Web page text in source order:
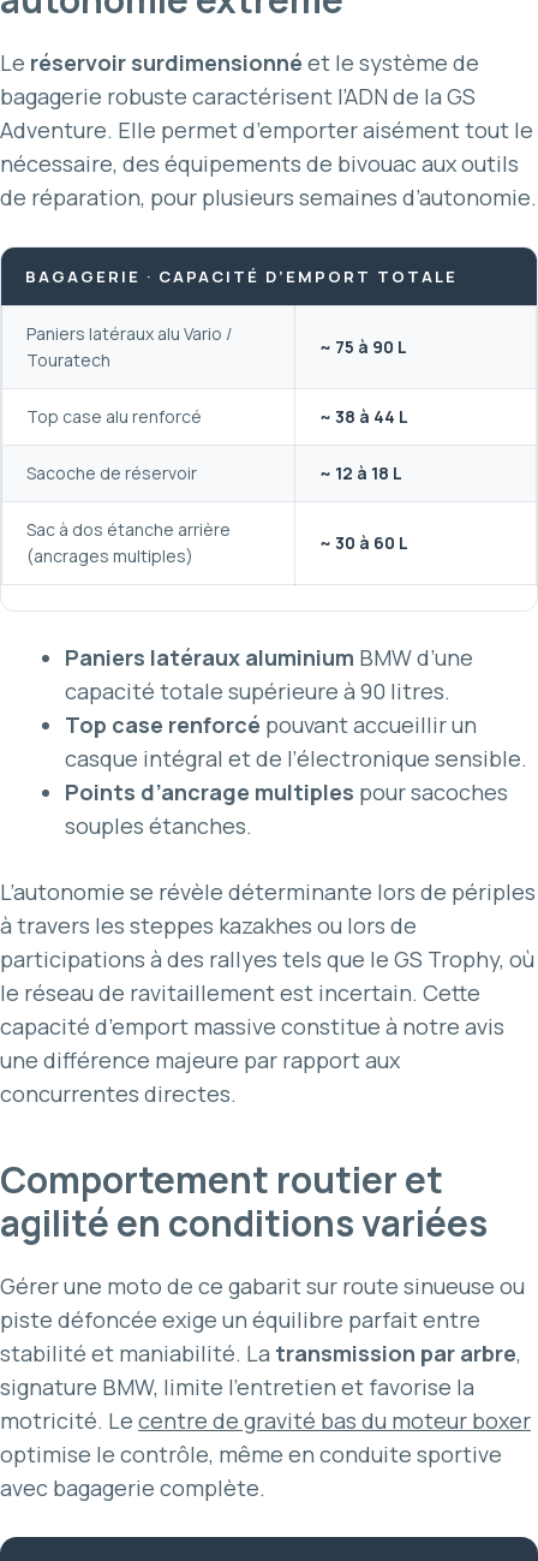
Le réservoir surdimensionné et le système de
bagagerie robuste caractérisent l’ADN de la GS
Adventure. Elle permet d’emporter aisément tout le
nécessaire, des équipements de bivouac aux outils
de réparation, pour plusieurs semaines d’autonomie.
BAGAGERIE · CAPACITÉ D’EMPORT TOTALE
Paniers latéraux alu Vario /
Touratech
~ 75 à 90 L
Top case alu renforcé ~ 38 à 44 L
Sacoche de réservoir ~ 12 à 18 L
Sac à dos étanche arrière
(ancrages multiples)
~ 30 à 60 L
Paniers latéraux aluminium BMW d’une
capacité totale supérieure à 90 litres.
Top case renforcé pouvant accueillir un
casque intégral et de l’électronique sensible.
Points d’ancrage multiples pour sacoches
souples étanches.
L’autonomie se révèle déterminante lors de périples
à travers les steppes kazakhes ou lors de
participations à des rallyes tels que le GS Trophy, où
le réseau de ravitaillement est incertain. Cette
capacité d’emport massive constitue à notre avis
une différence majeure par rapport aux
concurrentes directes.
Comportement routier et
agilité en conditions variées
Gérer une moto de ce gabarit sur route sinueuse ou
piste défoncée exige un équilibre parfait entre
stabilité et maniabilité. La transmission par arbre,
signature BMW, limite l’entretien et favorise la
motricité. Le centre de gravité bas du moteur boxer
optimise le contrôle, même en conduite sportive
avec bagagerie complète.